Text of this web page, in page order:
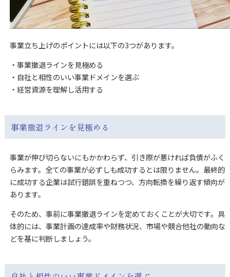
事業立ち上げのポイントには以下の3つがあります。
・事業撤退ラインを見極める
・自社と相性のいい事業ドメインを選ぶ
・経営資源を理解し活用する
事業撤退ラインを見極める
事業が伸び切らないにもかかわらず、引き際が悪ければ負債がふく
らみます。全ての事業が必ずしも成功するとは限りません。最終的
に成功する企業は試行錯誤を重ねつつ、方向転換を繰り返す傾向が
あります。
そのため、事前に事業撤退ラインを定めておくことが大切です。具
体的には、事業計画の達成率や財務状況、市場や競合他社の動向な
どを基に判断しましょう。